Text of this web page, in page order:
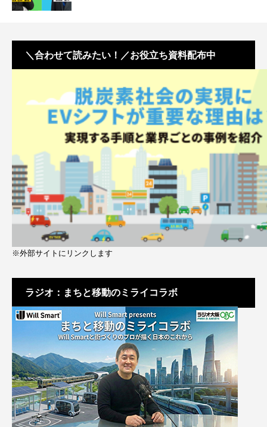
＼合わせて読みたい！／お役立ち資料配布中
※外部サイトにリンクします
ラジオ：まちと移動のミライコラボ